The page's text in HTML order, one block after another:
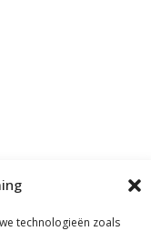
technologieën zoals